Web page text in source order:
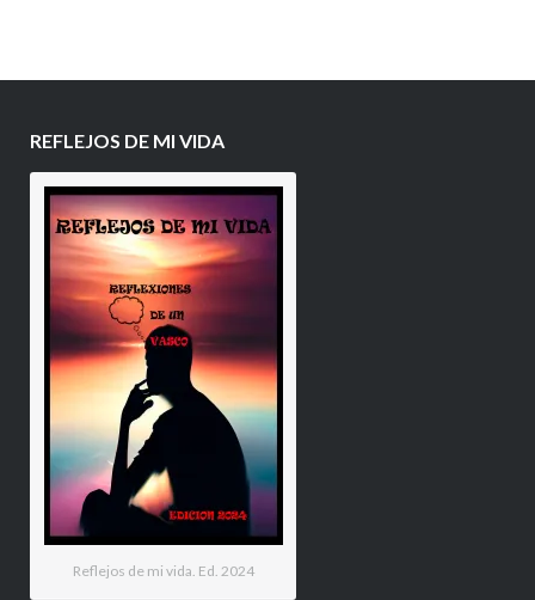
REFLEJOS DE MI VIDA
Reflejos de mi vida. Ed. 2024